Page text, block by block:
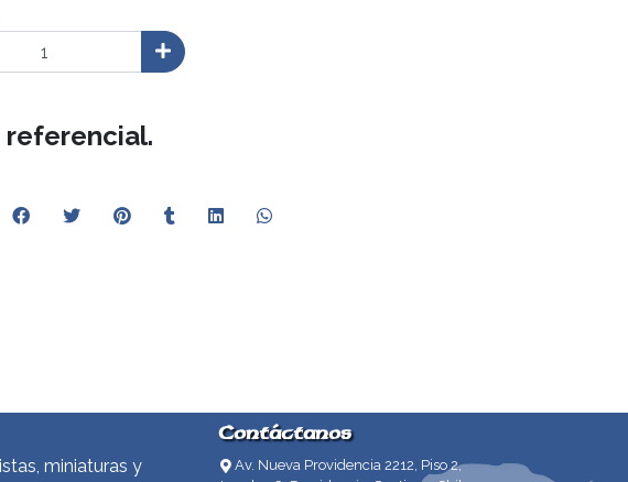
referencial.
miniaturas y
Contáctanos
Av. Nueva Providencia 2212, Piso 2,